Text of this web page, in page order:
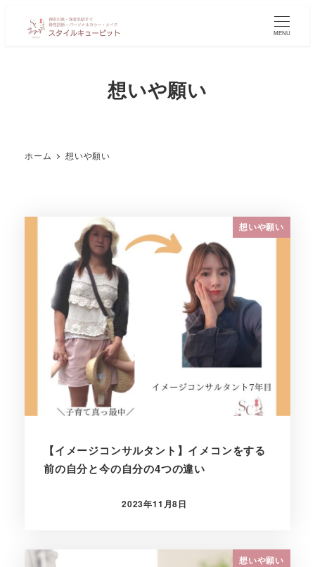
MENU
想いや願い
ホーム 想いや願い
想いや願い
【イメージコンサルタント】イメコンをする
前の自分と今の自分の4つの違い
投稿日
2023年11月8日
想いや願い